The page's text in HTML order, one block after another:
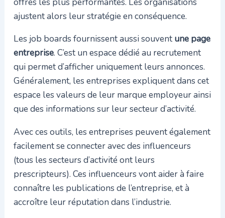
ajustent alors leur stratégie en conséquence.
Les job boards fournissent aussi souventune page
entreprise. C’est un espace dédié au recrutement
qui permet d’afficher uniquement leurs annonces.
Généralement, les entreprises expliquent dans cet
espace les valeurs de leur marque employeur ainsi
que des informations sur leur secteur d’activité.
Avec ces outils, les entreprises peuvent également
facilement se connecter avec des influenceurs
(tous les secteurs d’activité ont leurs
prescripteurs). Ces influenceurs vont aider à faire
connaître les publications de l’entreprise, et à
accroître leur réputation dans l’industrie.